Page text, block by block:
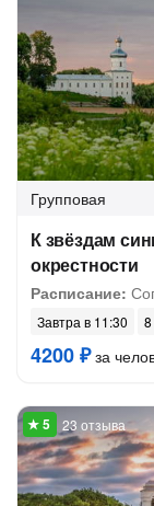
Групповая
К звёздам
окрестности
Расписание:
Завтра в 11:30 8
4200 ₽за
23 отзыва